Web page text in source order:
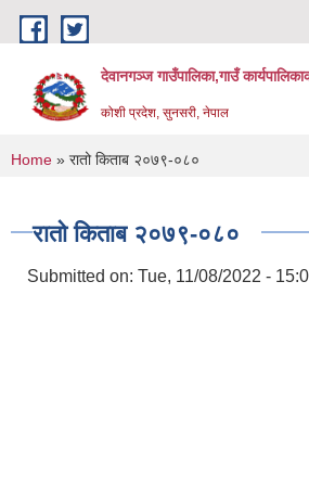
Skip to main content
देवानगञ्ज गाउँपालिका,गाउँ
कोशी प्रदेश, सुनसरी, नेपाल
You are here
Home » रातो किताब २०७९-०८०
रातो किताब २०७९-०८०
Submitted on: Tue, 11/08/2022 -